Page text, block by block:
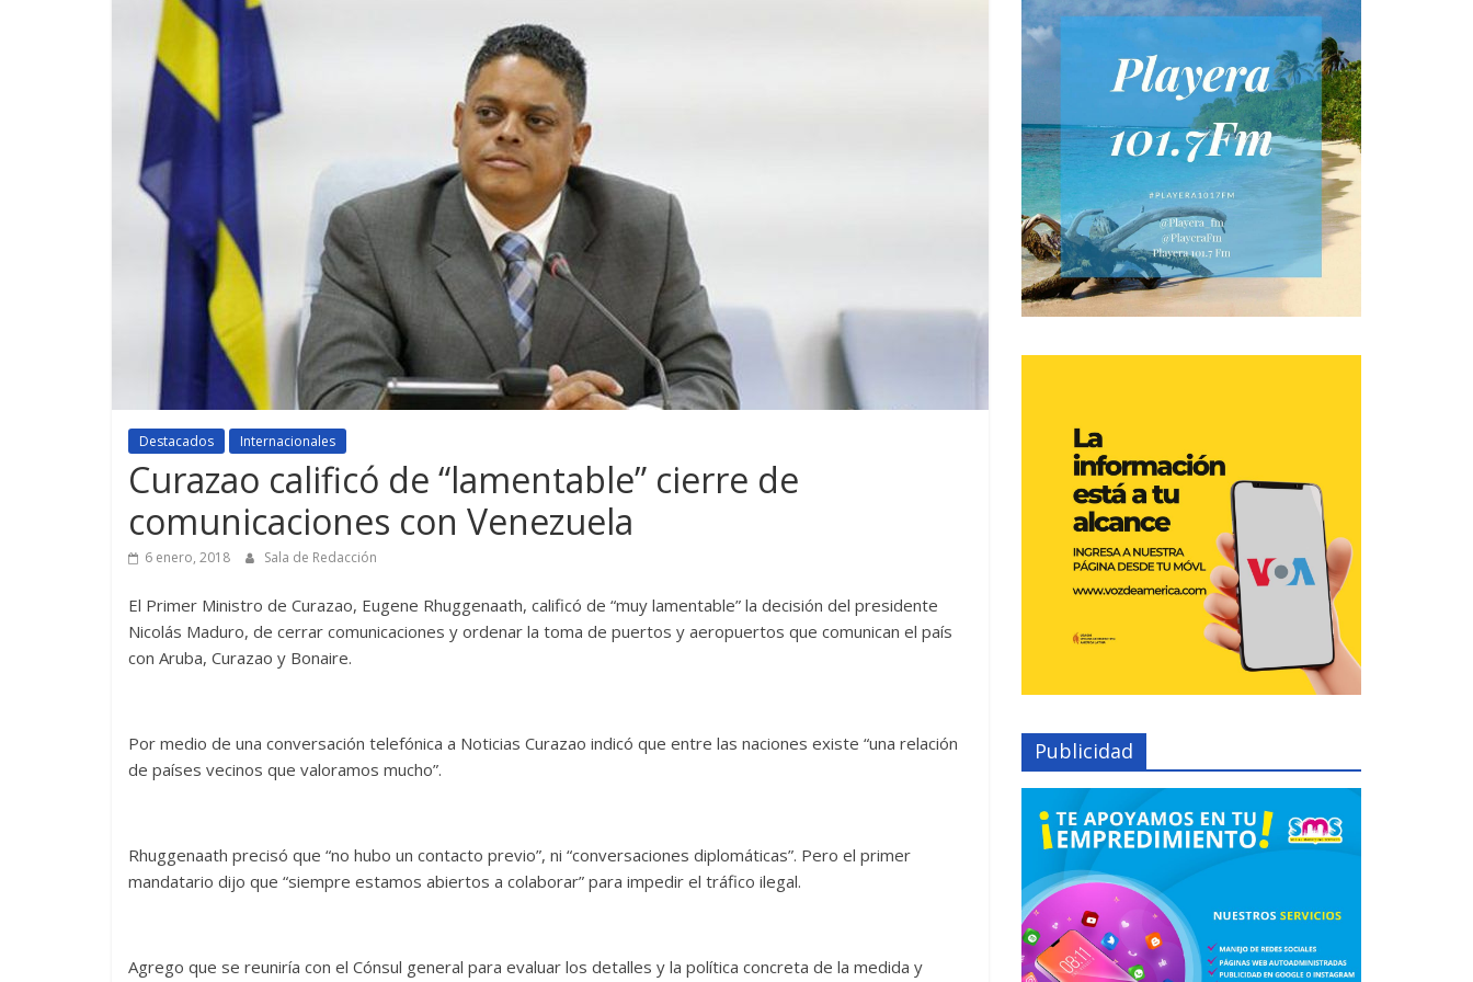
Destacados Internacionales
Curazao calificó de “lamentable” cierre de
comunicaciones con Venezuela
6 enero, 2018 Sala de Redacción
El Primer Ministro de Curazao, Eugene Rhuggenaath, calificó de “muy lamentable” la decisión del presidente
Nicolás Maduro, de cerrar comunicaciones y ordenar la toma de puertos y aeropuertos que comunican el país
con Aruba, Curazao y Bonaire.
Por medio de una conversación telefónica a Noticias Curazao indicó que entre las naciones existe “una relación
de países vecinos que valoramos mucho”.
Rhuggenaath precisó que “no hubo un contacto previo”, ni “conversaciones diplomáticas”. Pero el primer
mandatario dijo que “siempre estamos abiertos a colaborar” para impedir el tráfico ilegal.
Agrego que se reuniría con el Cónsul general para evaluar los detalles y la política concreta de la medida y
Publicidad